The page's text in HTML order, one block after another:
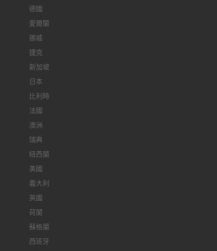
德國
愛爾蘭
挪威
捷克
新加坡
日本
比利時
法國
澳洲
瑞典
紐西蘭
美國
義大利
英國
荷蘭
蘇格蘭
西班牙